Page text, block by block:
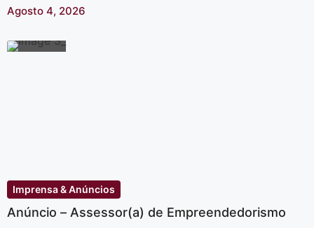
Agosto 4, 2026
Imprensa & Anúncios
Anúncio – Assessor(a) de Empreendedorismo